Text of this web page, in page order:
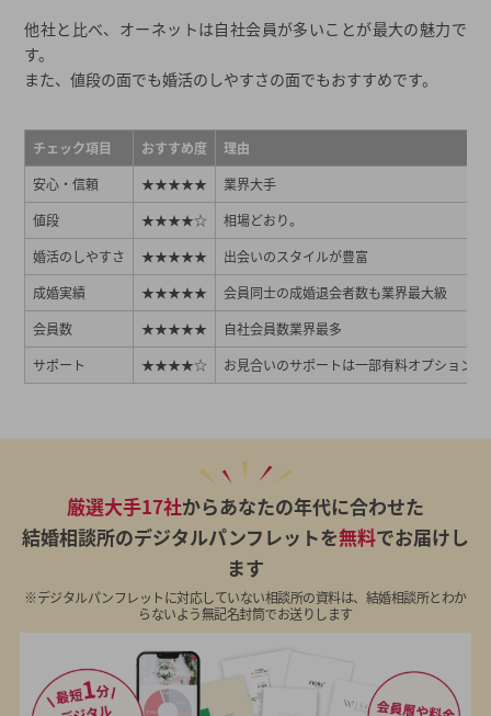
そのほか大手結婚相談所の口コミ・評判をチェック！
都道府県から結婚相談所を探す
他社と比べ、オーネットは自社会員が多いことが最大の魅力で
す。
また、値段の面でも婚活のしやすさの面でもおすすめです。
チェック項目 おすすめ度
理由
安心・信頼
★★★★★
業界大手
値段
★★★★☆
相場どおり。
婚活のしやすさ
★★★★★
出会いのスタイルが豊富
成婚実績
★★★★★
会員同士の成婚退会者数も業界最大級
会員数
★★★★★
自社会員数業界最多
サポート
★★★★☆ お見合いのサポートは一部有料オプション
厳選大手17社からあなたの年代に合わせた
結婚相談所のデジタルパンフレットを無料でお届けし
ます
※デジタルパンフレットに対応していない相談所の資料は、結婚相談所とわか
らないよう無記名封筒でお送りします